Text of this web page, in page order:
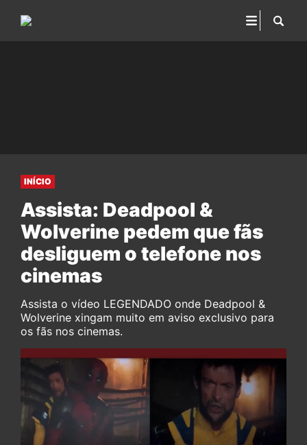
INÍCIO
Assista: Deadpool &
Wolverine pedem que fãs
desliguem o telefone nos
cinemas
Assista o vídeo LEGENDADO onde Deadpool &
Wolverine xingam muito em aviso exclusivo para
os fãs nos cinemas.